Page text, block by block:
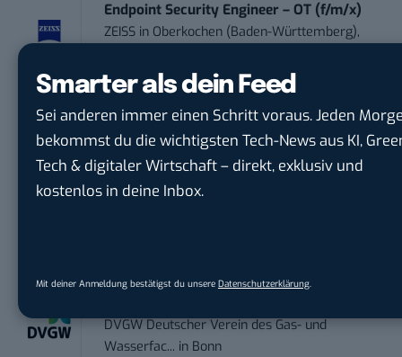
Smarter als dein Feed
Sei anderen immer einen Schritt voraus. Jeden
bekommst du die wichtigsten Tech-News aus KI,
Tech & digitaler Wirtschaft – direkt, exklusiv und
kostenlos in deine Inbox.
Mit deiner Anmeldung bestätigst du unsere Datenschutzerklärung.
Endpoint Security Engineer – OT (f/m/x)
ZEISS in Oberkochen (Baden-Württemberg),
Content Manager Agrar (m/w/d)
befristet aufgr...
Josera Erbacher Service GmbH & Co...
Remote / Mob...
DVGW Deutscher Verein des Gas- und
Wasserfac... in Bonn